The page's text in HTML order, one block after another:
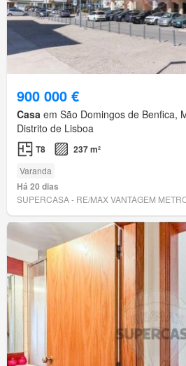
900 000 €
Casa em São Domingos de Benfica,
Distrito de Lisboa
T8 237 m²
Varanda
Há 20 dias
SUPERCASA - RE/MAX VANTAGEM